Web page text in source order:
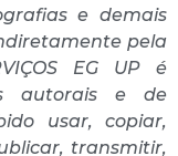
e demais
pela
EG UP é
autorais e de
usar, copiar,
transmitir,